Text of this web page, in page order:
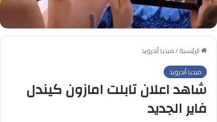
الرئيسية/ميديا أندرويد
ميديا أندرويد
شاهد اعلان تابلت امازون كيندل
فاير الجديد